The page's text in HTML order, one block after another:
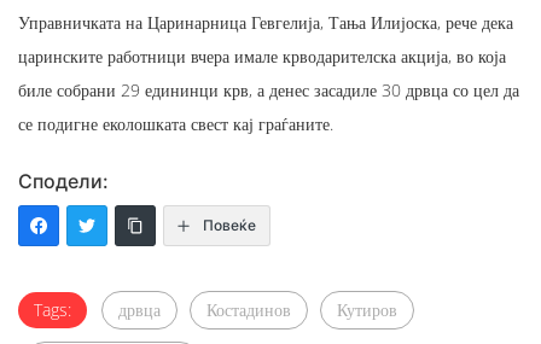
Управничката на Царинарница Гевгелија, Тања Илијоска, рече дека
царинските работници вчера имале крводарителска акција, во која
биле собрани 29 едининци крв, а денес засадиле 30 дрвца со цел да
се подигне еколошката свест кај граѓаните.
Сподели:
Повеќе
Tags: дрвца Костадинов Кутиров